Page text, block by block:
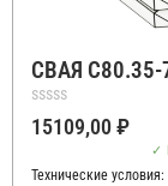
СВАЯ С80.35-
Оценка
0
5
15109,00₽
Технические условия: